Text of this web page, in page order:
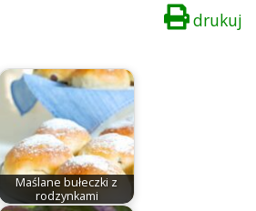
drukuj
Maślane bułeczki z
rodzynkami